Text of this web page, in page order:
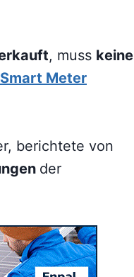
, muss keine
Smart Meter
berichtete von
der